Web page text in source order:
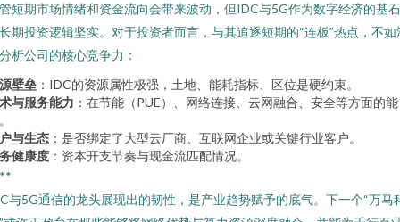
短期市场情绪和资金流向会带来波动，但IDC与5G作为数字经济的基
期投资逻辑坚实。对于投资者而言，与其追逐短期的“连板”热点，不如
析公司的核心竞争力：
壁垒 ：IDC的资源属性极强，土地、能耗指标、区位是硬约束。
与服务能力 ：在节能（PUE）、网络连接、云网融合、安全等方面的能
与生态 ：是否绑定了大型云厂商、互联网企业或关键行业客户。
健康度 ：资本开支节奏与现金流匹配情况。
与5G通信的龙头展现出的韧性，是产业趋势赋予的底气。下一个“万马